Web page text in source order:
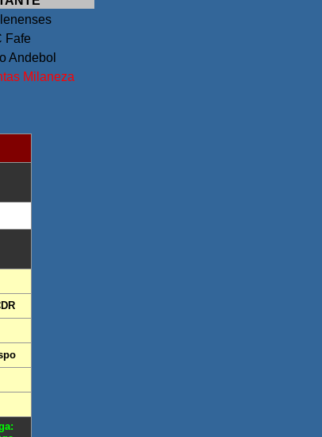
Fafe
Andebol
Milaneza